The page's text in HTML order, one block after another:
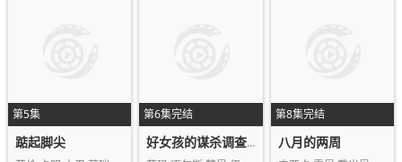
第5集
踮起脚尖
第6集完结
好女孩的谋杀调查指南第二季
第8集完结
八月的两周